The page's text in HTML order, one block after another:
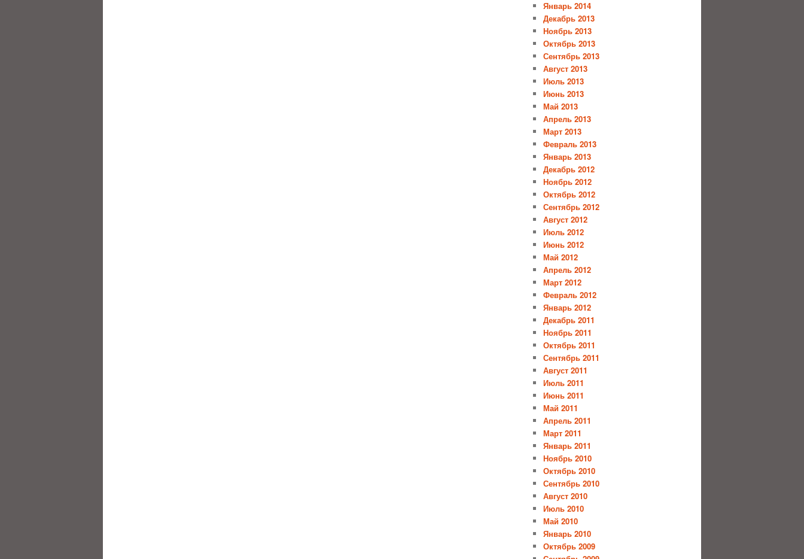
Январь 2014
Декабрь 2013
Ноябрь 2013
Октябрь 2013
Сентябрь 2013
Август 2013
Июль 2013
Июнь 2013
Май 2013
Апрель 2013
Март 2013
Февраль 2013
Январь 2013
Декабрь 2012
Ноябрь 2012
Октябрь 2012
Сентябрь 2012
Август 2012
Июль 2012
Июнь 2012
Май 2012
Апрель 2012
Март 2012
Февраль 2012
Январь 2012
Декабрь 2011
Ноябрь 2011
Октябрь 2011
Сентябрь 2011
Август 2011
Июль 2011
Июнь 2011
Май 2011
Апрель 2011
Март 2011
Январь 2011
Ноябрь 2010
Октябрь 2010
Сентябрь 2010
Август 2010
Июль 2010
Май 2010
Январь 2010
Октябрь 2009